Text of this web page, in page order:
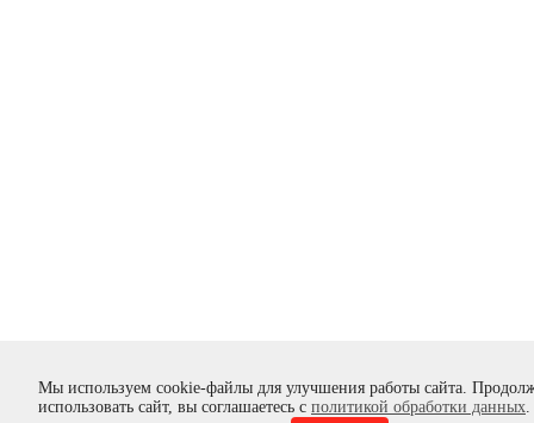
Мы используем cookie-файлы для улучшения работы сайта.
использовать сайт, вы соглашаетесь с политикой обработки данных.